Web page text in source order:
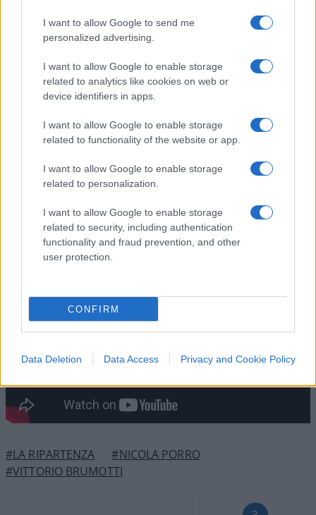
I want to allow Google to send me
personalized advertising.
I want to allow Google to enable storage
related to analytics like cookies on web or
device identifiers in apps.
I want to allow Google to enable storage
related to functionality of the website or app.
I want to allow Google to enable storage
related to personalization.
I want to allow Google to enable storage
related to security, including authentication
functionality and fraud prevention, and other
user protection.
CONFIRM
Data Deletion Data Access Privacy and Cookie Policy
sull’invasione della ‘ndrangheta
nel Nord Italia –
“Se vai nell’hinterland milanese, trovi le ‘ndrine a
fare i summit. La nuova generazione non si
nasconde più, li trovi con i macchinoni. Milano è
invasa dalla ‘ndrangheta” – Brumotti ha lanciato
l’allarme per il possibile arrivo in Italia di una
sostanza stupefacente dagli effetti devastanti:
“Siamo invasi dalla droga e speriamo che non
arrivi con il fentanyl. A San Francisco siamo
dall’interno e bastano 30 euro per sballarsi una
settimana”.
#LA RIPARTENZA
#NICOLA PORRO
#VITTORIO BRUMOTTI